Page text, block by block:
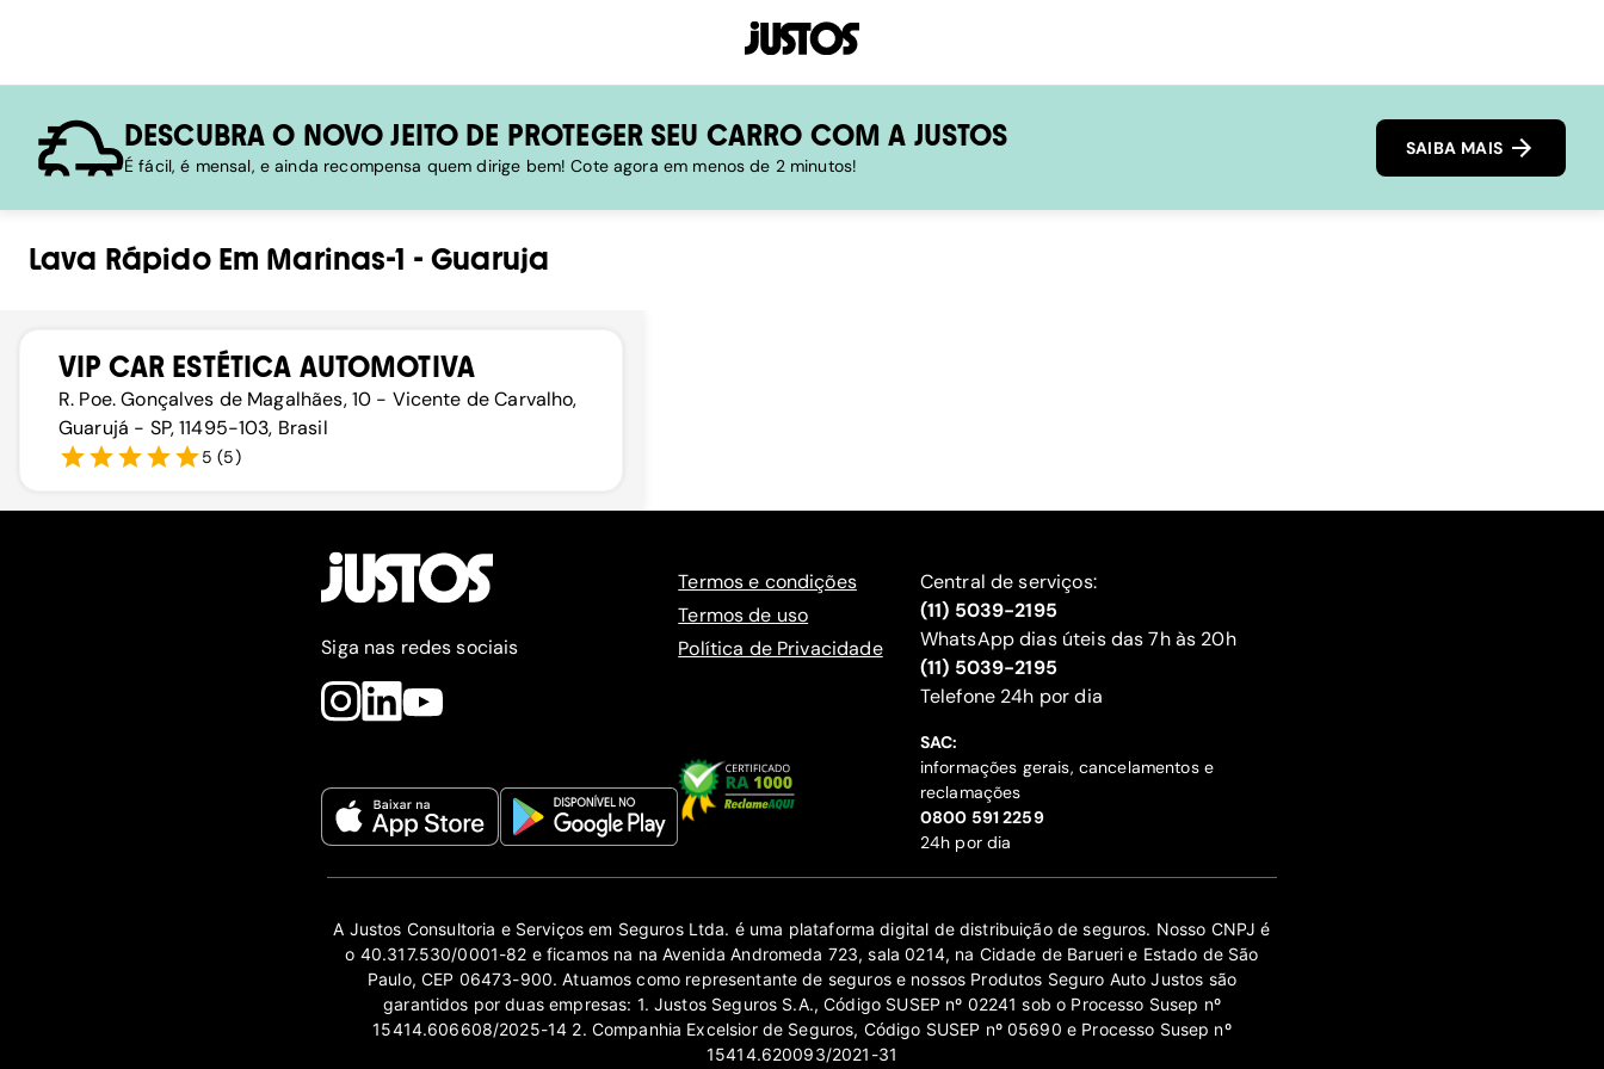
DESCUBRA O NOVO JEITO DE PROTEGER SEU CARRO COM A JUSTOS
É fácil, é mensal, e ainda recompensa quem dirige bem! Cote agora em menos de 2 minutos!
SAIBA MAIS
Lava RápidoEm Marinas-1 -Guaruja
VIP CAR ESTÉTICA AUTOMOTIVA
R. Poe. Gonçalves de Magalhães, 10 - Vicente de Carvalho,
Guarujá - SP, 11495-103, Brasil
5 (5)
Siga nas redes sociais
Termos e condições
Termos de uso
Política de Privacidade
Central de serviços:
(11) 5039-2195
WhatsApp dias úteis das 7h às 20h
(11) 5039-2195
‍Telefone 24h por dia
SAC:
informações gerais, cancelamentos e
reclamações
‍0800 591 2259
24h por dia
A Justos Consultoria e Serviços em Seguros Ltda. é uma plataforma digital de distribuição de seguros. Nosso CNPJ é
o 40.317.530/0001-82 e ficamos na na Avenida Andromeda 723, sala 0214, na Cidade de Barueri e Estado de São
Paulo, CEP 06473-900. Atuamos como representante de seguros e nossos Produtos Seguro Auto Justos são
garantidos por duas empresas: 1. Justos Seguros S.A., Código SUSEP nº 02241 sob o Processo Susep nº
15414.606608/2025-14 2. Companhia Excelsior de Seguros, Código SUSEP nº 05690 e Processo Susep nº
15414.620093/2021-31